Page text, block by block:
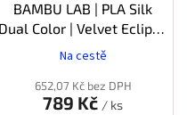
BAMBU LAB | PLA Silk
Dual Color | Velvet Eclipse
(Černá-červená) | 1.75mm |
Na cestě
652,07 Kč bez DPH
789 Kč / ks